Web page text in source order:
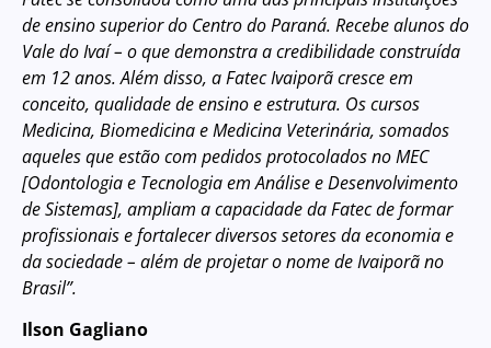
de ensino superior do Centro do Paraná. Recebe alunos do
Vale do Ivaí – o que demonstra a credibilidade construída
em 12 anos. Além disso, a Fatec Ivaiporã cresce em
conceito, qualidade de ensino e estrutura. Os cursos
Medicina, Biomedicina e Medicina Veterinária, somados
aqueles que estão com pedidos protocolados no MEC
[Odontologia e Tecnologia em Análise e Desenvolvimento
de Sistemas], ampliam a capacidade da Fatec de formar
profissionais e fortalecer diversos setores da economia e
da sociedade – além de projetar o nome de Ivaiporã no
Brasil”.
Ilson Gagliano